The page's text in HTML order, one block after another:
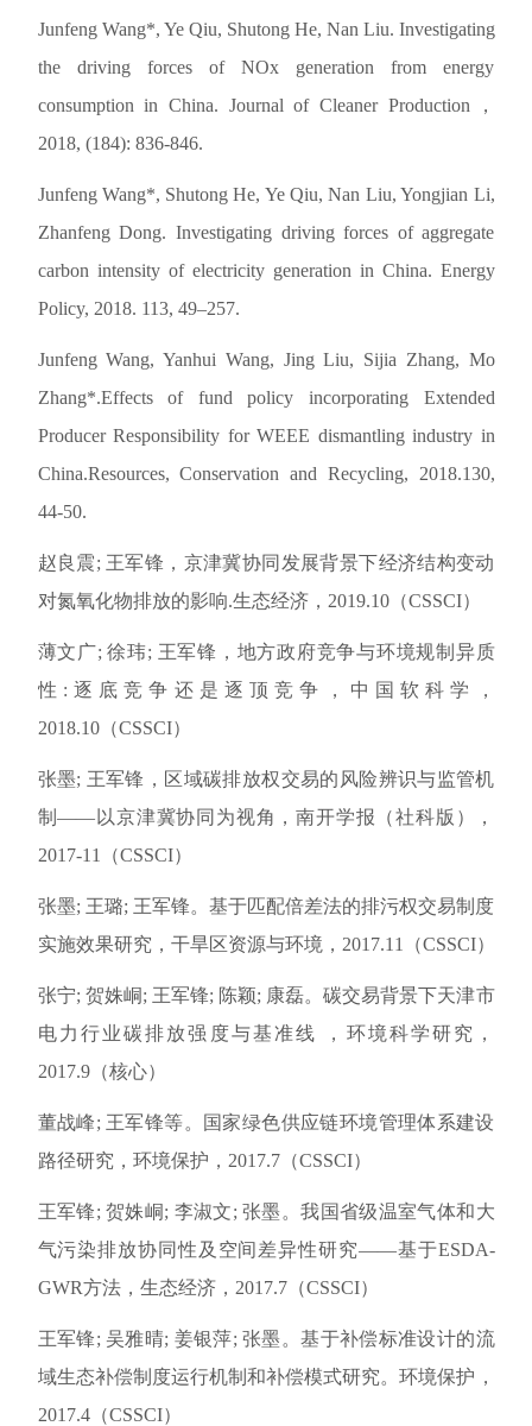
Junfeng Wang*, Ye Qiu, Shutong He, Nan Liu. Investigating
the driving forces of NOx generation from energy
consumption in China. Journal of Cleaner Production，
2018, (184): 836-846.
Junfeng Wang*, Shutong He, Ye Qiu, Nan Liu, Yongjian Li,
Zhanfeng Dong. Investigating driving forces of aggregate
carbon intensity of electricity generation in China. Energy
Policy, 2018. 113, 49–257.
Junfeng Wang, Yanhui Wang, Jing Liu, Sijia Zhang, Mo
Zhang*.Effects of fund policy incorporating Extended
Producer Responsibility for WEEE dismantling industry in
China.Resources, Conservation and Recycling, 2018.130,
44-50.
赵良震; 王军锋，京津冀协同发展背景下经济结构变动
对氮氧化物排放的影响.生态经济，2019.10（CSSCI）
薄文广; 徐玮; 王军锋，地方政府竞争与环境规制异质
性:逐底竞争还是逐顶竞争，中国软科学，
2018.10（CSSCI）
张墨; 王军锋，区域碳排放权交易的风险辨识与监管机
制——以京津冀协同为视角，南开学报（社科版），
2017-11（CSSCI）
张墨; 王璐; 王军锋。基于匹配倍差法的排污权交易制度
实施效果研究，干旱区资源与环境，2017.11（CSSCI）
张宁; 贺姝峒; 王军锋; 陈颖; 康磊。碳交易背景下天津市
电力行业碳排放强度与基准线 ，环境科学研究，
2017.9（核心）
董战峰; 王军锋等。国家绿色供应链环境管理体系建设
路径研究，环境保护，2017.7（CSSCI）
王军锋; 贺姝峒; 李淑文; 张墨。我国省级温室气体和大
气污染排放协同性及空间差异性研究——基于ESDA-
GWR方法，生态经济，2017.7（CSSCI）
王军锋; 吴雅晴; 姜银萍; 张墨。基于补偿标准设计的流
域生态补偿制度运行机制和补偿模式研究。环境保护，
2017.4（CSSCI）